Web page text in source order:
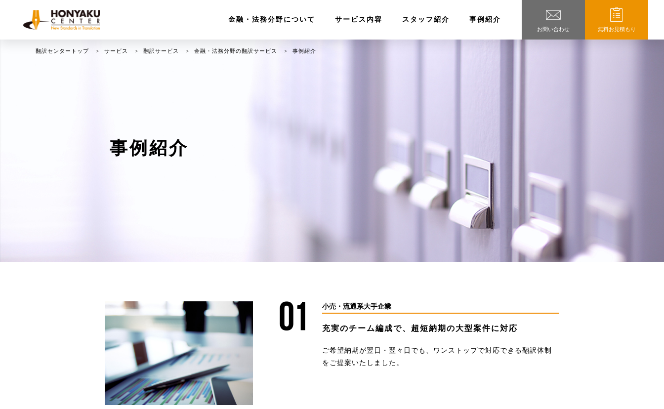
金融・法務分野について サービス内容 スタッフ紹介 事例紹介
お問い合わせ 無料お見積もり
翻訳センタートップ サービス 翻訳サービス 金融・法務分野の翻訳サービス 事例紹介
事例紹介
小売・流通系大手企業
充実のチーム編成で、 超短納期の大型案件に対応
ご希望納期が翌日・翌々日でも、ワンストップで対応できる翻訳体制
をご提案いたしました。